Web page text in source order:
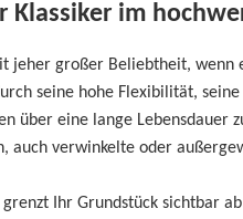
Klassiker im
jeher großer Beliebtheit, wenn
seine hohe Flexibilität,
über eine lange Lebensdauer
auch verwinkelte oder
Ihr Grundstück sichtbar